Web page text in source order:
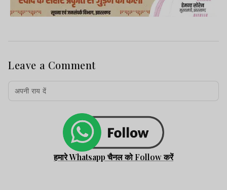
Leave a Comment
हमारे Whatsapp चैनल को Follow करें